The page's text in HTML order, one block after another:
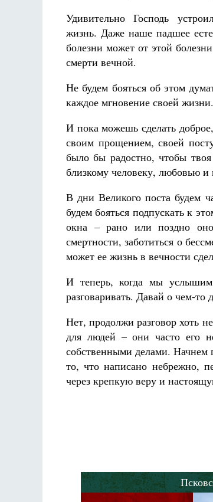
Удивительно Господь
жизнь. Даже наше падшее
болезни может от этой болезни
смерти вечной.
Не будем бояться об этом
каждое мгновение своей жизни.
И пока можешь сделать
своим прощением, своей
было бы радостно, чтобы
близкому человеку, любовью и
В дни Великого поста будем
будем бояться подпускать к
окна – рано или поздно
смертности, заботиться о
может ее жизнь в вечности
И теперь, когда мы
разговаривать. Давай о чем-то
Нет, продолжи разговор хоть
для людей – они часто его
собственными делами. Начнем
то, что написано небрежно,
через крепкую веру и